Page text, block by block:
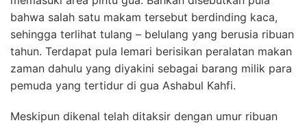
bahwa salah satu makam tersebut berdinding kaca,
sehingga terlihat tulang – belulang yang berusia ribuan
tahun. Terdapat pula lemari berisikan peralatan makan
zaman dahulu yang diyakini sebagai barang milik para
pemuda yang tertidur di gua Ashabul Kahfi.
Meskipun dikenal telah ditaksir dengan umur ribuan